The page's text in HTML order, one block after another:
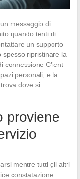
messaggio di
quando tenti di
un supporto
spesso ripristinare la
connessione C’ient
personali, e la
dove si
proviene
mentre tutti gli altri
constatazione